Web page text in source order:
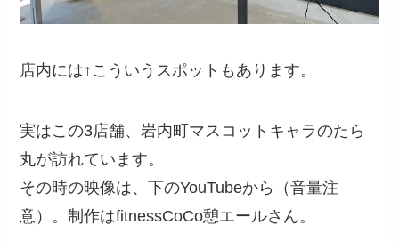
店内には↑こういうスポットもあります。
実はこの3店舗、岩内町マスコットキャラのたら
丸が訪れています。
その時の映像は、下のYouTubeから（音量注
意）。制作はfitnessCoCo憩エールさん。